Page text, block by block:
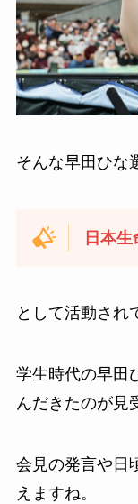
そんな早田ひな
日本
として活動され
学生時代の早田
んだきたのが見
会見の発言や日
えますね。